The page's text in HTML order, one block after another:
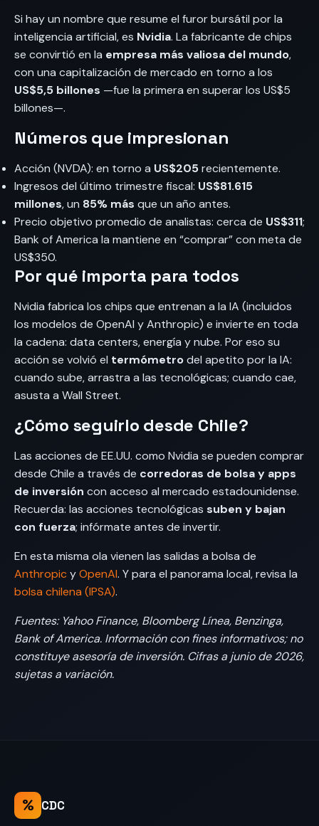
Si hay un nombre que resume el furor bursátil por la
inteligencia artificial, es Nvidia. La fabricante de chips
se convirtió en la empresa más valiosa del mundo,
con una capitalización de mercado en torno a los
US$5,5 billones —fue la primera en superar los US$5
billones—.
Números que impresionan
Acción (NVDA): en torno a US$205recientemente.
Ingresos del último trimestre fiscal: US$81.615
millones, un 85% más que un año antes.
Precio objetivo promedio de analistas: cerca de US$311;
Bank of America la mantiene en “comprar” con meta de
US$350.
Por qué importa para todos
Nvidia fabrica los chips que entrenan a la IA (incluidos
los modelos de OpenAI y Anthropic) e invierte en toda
la cadena: data centers, energía y nube. Por eso su
acción se volvió el termómetrodel apetito por la IA:
cuando sube, arrastra a las tecnológicas; cuando cae,
asusta a Wall Street.
¿Cómo seguirlo desde Chile?
Las acciones de EE.UU. como Nvidia se pueden comprar
desde Chile a través de corredoras de bolsa y apps
de inversión con acceso al mercado estadounidense.
Recuerda: las acciones tecnológicas suben y bajan
con fuerza; infórmate antes de invertir.
En esta misma ola vienen las salidas a bolsa de
AnthropicyOpenAI. Y para el panorama local, revisa la
bolsa chilena (IPSA).
Fuentes: Yahoo Finance, Bloomberg Línea, Benzinga,
Bank of America. Información con fines informativos; no
constituye asesoría de inversión. Cifras a junio de 2026,
sujetas a variación.
% CDC